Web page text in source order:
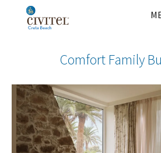
Comfort Family